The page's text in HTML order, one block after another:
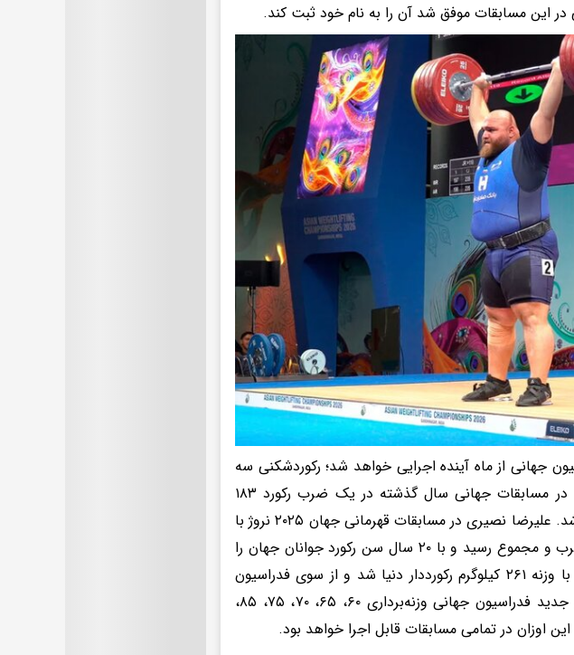
این مسابقات موفق شد آن را به نام خود ثبت کند.
جهانی از ماه آینده اجرایی خواهد شد؛ رکوردشکنی سه
وزنه‌بردار ما بایگانی خواهد شد. علیرضا معینی در مسابقات جهانی سال گذشته در یک ضرب رکورد ۱۸۳
کیلوگرم را به نام خود ثبت کرد و رکورددار جهان شد. علیرضا نصیری در مسابقات قهرمانی جهان ۲۰۲۵ نروژ با
رکورد مجموع ۴۱۵ کیلوگرم به دو مدال نقره دوضرب و مجموع رسید و با ۲۰ سال سن رکورد جوانان‌ جهان را
شکست. یوسفی هم در مسابقات قهرمانی آسیا با وزنه ۲۶۱ کیلوگرم رکورددار دنیا شد و از سوی فدراسیون
جهانی این سه رکورد بایگانی خواهد شد. اوزان جدید فدراسیون جهانی وزنه‌برداری ۶۰، ۶۵، ۷۰، ۷۵، ۸۵،